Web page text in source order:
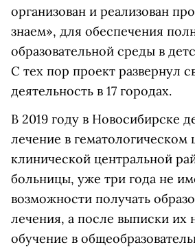
организован и реализован
знаем», для обеспечения
образовательной среды в
С тех пор проект развернул
деятельность в 17 городах.
В 2019 году в Новосибирске
лечение в гематологическом
клинической центральной
больницы, уже три года не
возможности получать
лечения, а после выписки их
обучение в